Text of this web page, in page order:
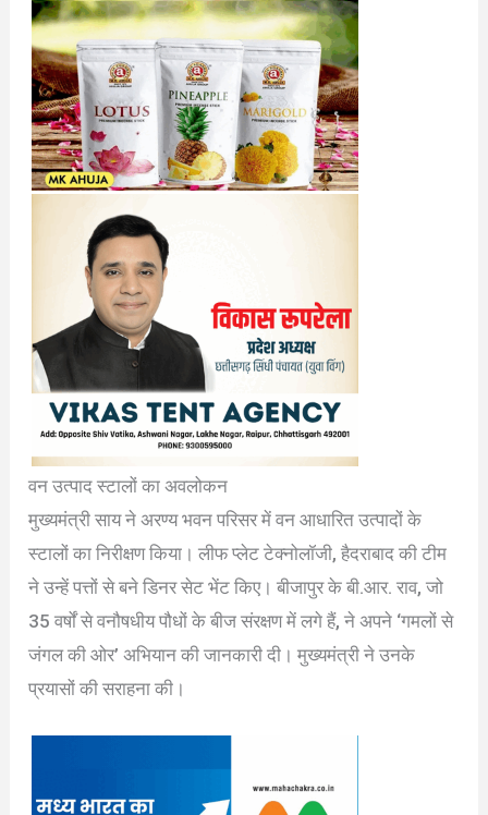
वन उत्पाद स्टालों का अवलोकन
मुख्यमंत्री साय ने अरण्य भवन परिसर में वन आधारित उत्पादों के
स्टालों का निरीक्षण किया। लीफ प्लेट टेक्नोलॉजी, हैदराबाद की टीम
ने उन्हें पत्तों से बने डिनर सेट भेंट किए। बीजापुर के बी.आर. राव, जो
35 वर्षों से वनौषधीय पौधों के बीज संरक्षण में लगे हैं, ने अपने ‘गमलों से
जंगल की ओर’ अभियान की जानकारी दी। मुख्यमंत्री ने उनके
प्रयासों की सराहना की।